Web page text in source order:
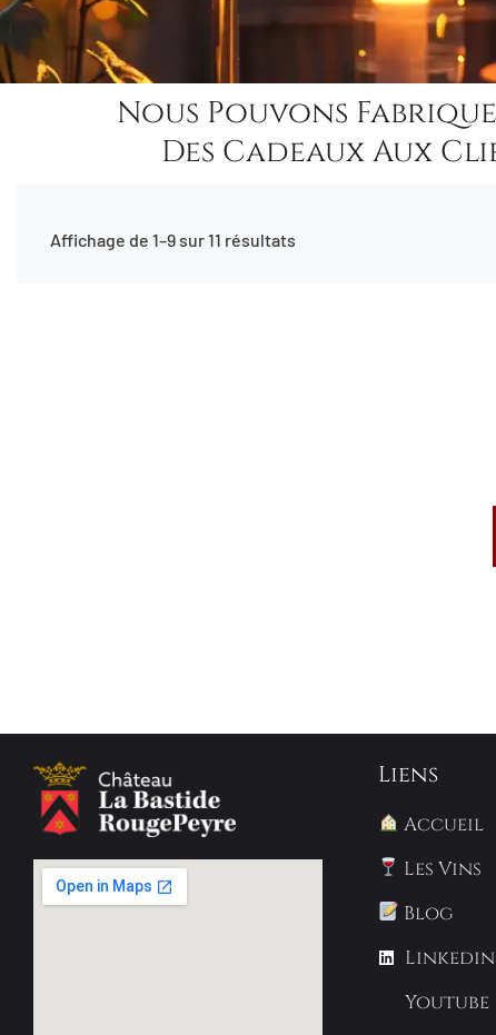
Nous Pouvons
Des Cadeaux Aux
Accueil
Les Vins
Blog
Linkedin
Youtube